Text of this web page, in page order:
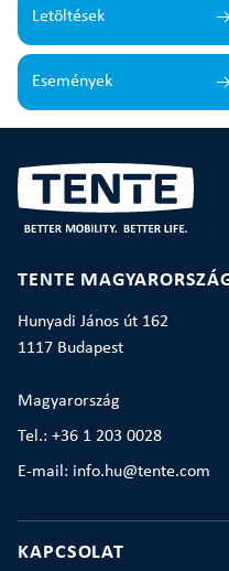
Letöltések
Események
TENTE
Hunyadi János út 162
1117 Budapest
Magyarország
Tel.: +36 1 203 0028
E-mail: info.hu@tente.com
KAPCSOLAT